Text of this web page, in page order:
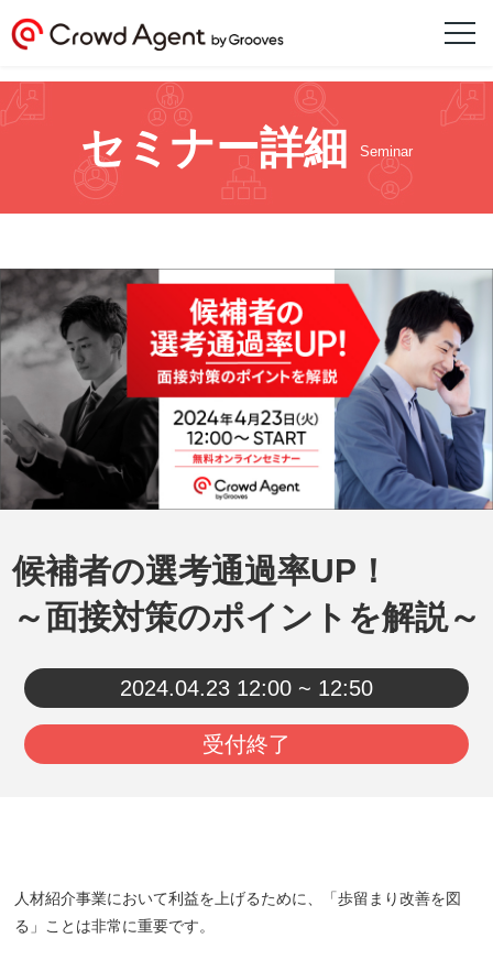
セミナー詳細 Seminar
候補者の選考通過率UP！
～面接対策のポイントを解説～
2024.04.23 12:00 ~ 12:50
受付終了
人材紹介事業において利益を上げるために、「歩留まり改善を図
る」ことは非常に重要です。